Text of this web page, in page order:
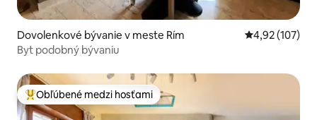
Dovolenkové bývanie v meste Rím Priemerné
4,92 (107)
Byt podobný bývaniu
Najobľúbenejšie medzi hosťami
Obľúbené medzi hosťami